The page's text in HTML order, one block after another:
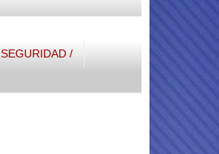
SEGURIDAD /